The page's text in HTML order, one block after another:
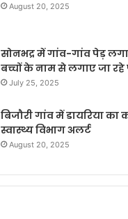
August 20, 2025
सोनभद्र में गांव-गांव पेड़
बच्चों के नाम से लगाए जा रहे
July 25, 2025
बिजौरी गांव में डायरिया का
स्वास्थ्य विभाग अलर्ट
August 20, 2025